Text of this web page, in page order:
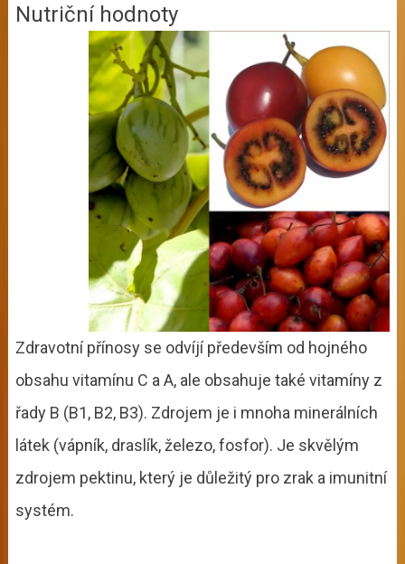
Nutriční hodnoty
Zdravotní přínosy se odvíjí především od hojného
obsahu vitamínu C a A, ale obsahuje také vitamíny z
řady B (B1, B2, B3). Zdrojem je i mnoha minerálních
látek (vápník, draslík, železo, fosfor). Je skvělým
zdrojem pektinu, který je důležitý pro zrak a imunitní
systém.